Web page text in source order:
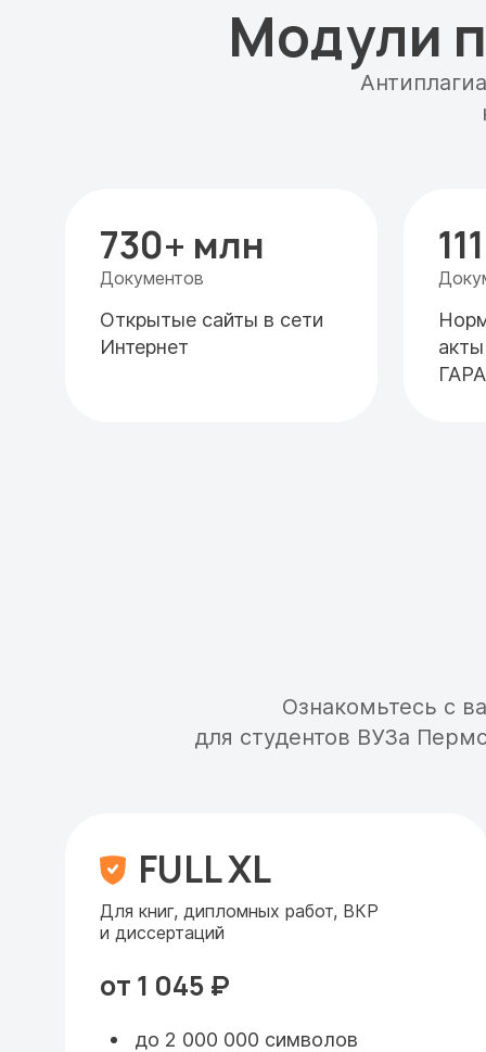
Модули
730+ млн
Документов
Открытые сайты в сети
Интернет
Ознакомьтесь с
для студентов ВУЗа
FULL XL
Для книг, дипломных работ, ВКР
и диссертаций
от 1 045 ₽
до 2 000 000 символов